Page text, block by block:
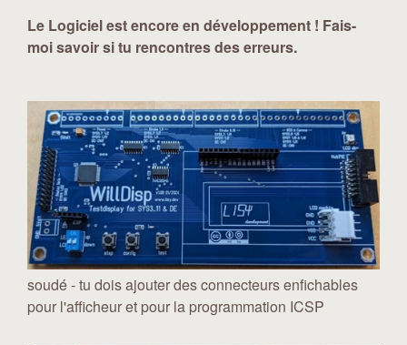
Le Logiciel est encore en développement ! Fais-
moi savoir si tu rencontres des erreurs.
soudé - tu dois ajouter des connecteurs enfichables
pour l'afficheur et pour la programmation ICSP